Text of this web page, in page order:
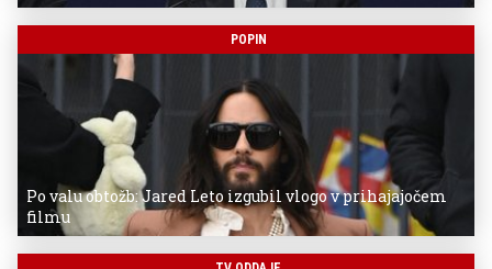
POPIN
Po valu obtožb: Jared Leto izgubil vlogo v prihajajočem
filmu